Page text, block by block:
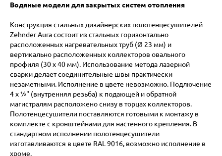
Водяные модели для закрытых систем отопления
Конструкция стальных дизайнерских полотенцесушителей
Zehnder Aura состоит из стальных горизонтально
расположенных нагревательных труб (Ø 23 мм) и
вертикально расположенных коллекторов овального
профиля (30 x 40 мм). Использование метода лазерной
сварки делает соединительные швы практически
незаметными. Исполнение в цвете невозможно. Подлючение
4 х ½" (внутренняя резьба) к подающей и обратной
магистралям расположено снизу в торцах коллекторов.
Полотенцесушители поставляются готовыми к монтажу в
комплекте с кронштейнами для настенного крепления. В
стандартном исполнении полотенцесушители
изготавливаются в цвете RAL 9016, возможно исполнение в
хроме.